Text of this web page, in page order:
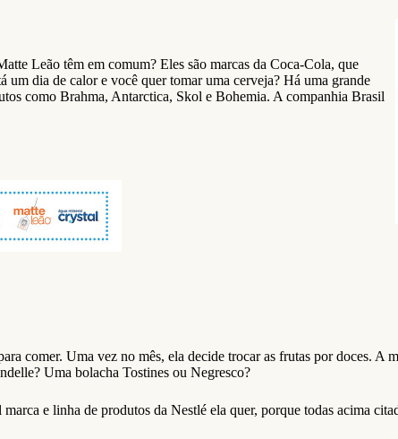
Leão têm em comum? Eles são marcas da Coca-Cola, que
um dia de calor e você quer tomar uma cerveja? Há uma grande
como Brahma, Antarctica, Skol e Bohemia. A companhia Brasil
comer. Uma vez no mês, ela decide trocar as frutas por doces. A
Uma bolacha Tostines ou Negresco?
e linha de produtos da Nestlé ela quer, porque todas acima